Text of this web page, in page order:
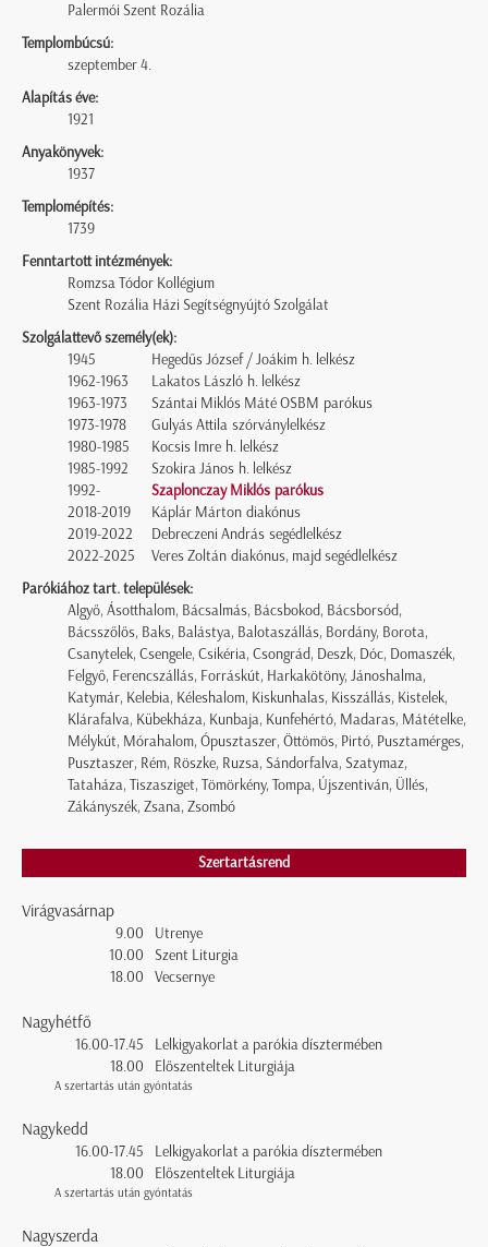
Palermói Szent Rozália
Templombúcsú:
szeptember 4.
Alapítás éve:
1921
Anyakönyvek:
1937
Templomépítés:
1739
Fenntartott intézmények:
Romzsa Tódor Kollégium
Szent Rozália Házi Segítségnyújtó Szolgálat
Szolgálattevő személy(ek):
1945
Hegedűs József / Joákim h. lelkész
1962-1963
Lakatos László h. lelkész
1963-1973
Szántai Miklós Máté OSBM parókus
1973-1978
Gulyás Attila szórványlelkész
1980-1985
Kocsis Imre h. lelkész
1985-1992
Szokira János h. lelkész
1992-
Szaplonczay Miklós parókus
2018-2019
Káplár Márton diakónus
2019-2022
Debreczeni András segédlelkész
2022-2025
Veres Zoltán diakónus, majd segédlelkész
Parókiához tart. települések:
Algyő, Ásotthalom, Bácsalmás, Bácsbokod, Bácsborsód,
Bácsszőlős, Baks, Balástya, Balotaszállás, Bordány, Borota,
Csanytelek, Csengele, Csikéria, Csongrád, Deszk, Dóc, Domaszék,
Felgyő, Ferencszállás, Forráskút, Harkakötöny, Jánoshalma,
Katymár, Kelebia, Kéleshalom, Kiskunhalas, Kisszállás, Kistelek,
Klárafalva, Kübekháza, Kunbaja, Kunfehértó, Madaras, Mátételke,
Mélykút, Mórahalom, Ópusztaszer, Öttömös, Pirtó, Pusztamérges,
Pusztaszer, Rém, Röszke, Ruzsa, Sándorfalva, Szatymaz,
Tataháza, Tiszasziget, Tömörkény, Tompa, Újszentiván, Üllés,
Zákányszék, Zsana, Zsombó
Szertartásrend
Virágvasárnap
9.00
Utrenye
10.00
Szent Liturgia
18.00
Vecsernye
Nagyhétfő
16.00-17.45
Lelkigyakorlat a parókia dísztermében
18.00
Előszenteltek Liturgiája
A szertartás után gyóntatás
Nagykedd
16.00-17.45
Lelkigyakorlat a parókia dísztermében
18.00
Előszenteltek Liturgiája
A szertartás után gyóntatás
Nagyszerda